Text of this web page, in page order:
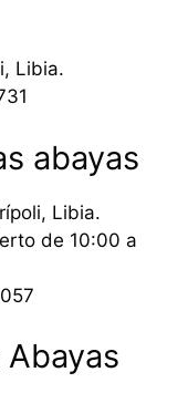
Libia.
abayas
Libia.
de 10:00 a